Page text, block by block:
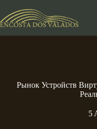
para
o
Рынок Устройств
5